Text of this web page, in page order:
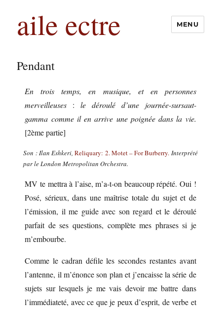
aile ectre MENU
Pendant
En trois temps, en musique, et en personnes
merveilleuses :le déroulé d’une journée-sursaut-
gamma comme il en arrive une poignée dans la vie.
[2ème partie]
Son : Ilan Eshkeri,Reliquary: 2. Motet – For Burberry. Interprété
par le London Metropolitan Orchestra.
MV te mettra à l’aise, m’a-t-on beaucoup répété. Oui !
Posé, sérieux, dans une maîtrise totale du sujet et de
l’émission, il me guide avec son regard et le déroulé
parfait de ses questions, complète mes phrases si je
m’embourbe.
Comme le cadran défile les secondes restantes avant
l’antenne, il m’énonce son plan et j’encaisse la série de
sujets sur lesquels je me vais devoir me battre dans
l’immédiateté, avec ce que je peux d’esprit, de verbe et